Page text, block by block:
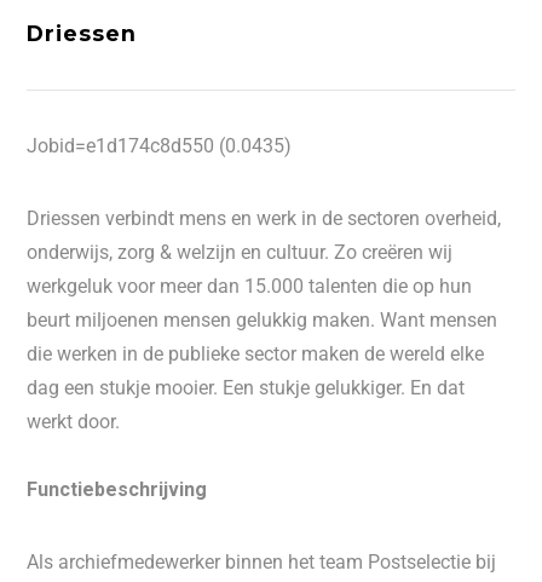
Driessen
Jobid=e1d174c8d550 (0.0435)
Driessen verbindt mens en werk in de sectoren overheid,
onderwijs, zorg & welzijn en cultuur. Zo creëren wij
werkgeluk voor meer dan 15.000 talenten die op hun
beurt miljoenen mensen gelukkig maken. Want mensen
die werken in de publieke sector maken de wereld elke
dag een stukje mooier. Een stukje gelukkiger. En dat
werkt door.
Functiebeschrijving
Als archiefmedewerker binnen het team Postselectie bij